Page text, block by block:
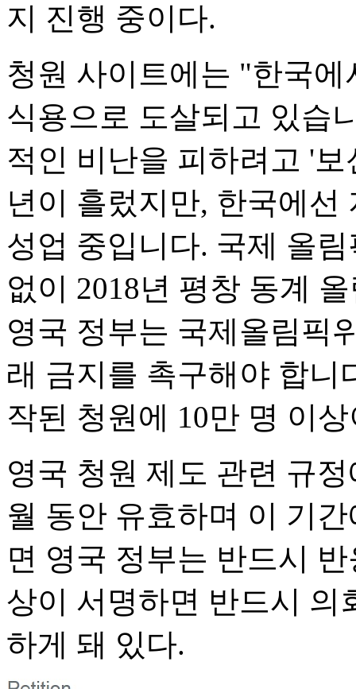
지 진행 중이다.
청원 사이트에는 "한국
식용으로 도살되고 있습
적인 비난을 피하려고 '
년이 흘렀지만, 한국에
성업 중입니다. 국제 올
없이 2018년 평창 동계
영국 정부는 국제올림픽
래 금지를 촉구해야 합니
작된 청원에 10만 명 이
영국 청원 제도 관련 규
월 동안 유효하며 이 기
면 영국 정부는 반드시
상이 서명하면 반드시 의
하게 돼 있다.